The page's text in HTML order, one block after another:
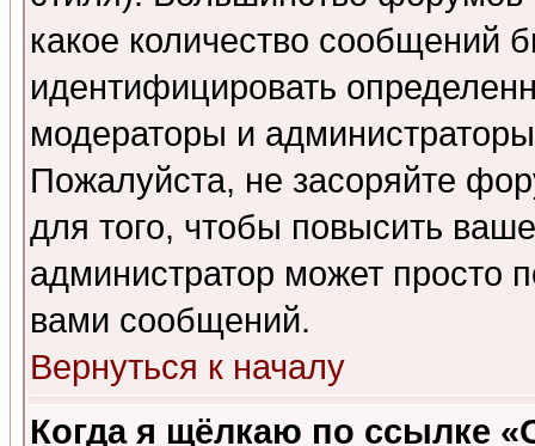
какое количество сообщений
идентифицировать
модераторы и
Пожалуйста, не засоряйте
для того, чтобы повысить
администратор может просто
вами сообщений.
Вернуться к началу
Когда я щёлкаю по ссылке